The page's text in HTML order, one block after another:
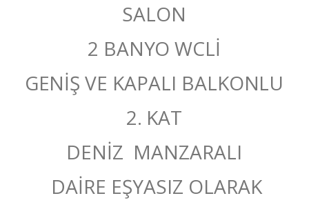
SALON
2 BANYO WCLİ
GENİŞ VE KAPALI BALKONLU
2. KAT
DENİZ MANZARALI
DAİRE EŞYASIZ OLARAK